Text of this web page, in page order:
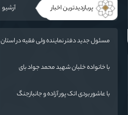
پربازدیدترین اخبار
آرشیو
مسئول جدید دفتر نماینده ولی فقیه در استان
با خانواده خلبان شهید محمد جواد بای
با عاشور بردی اتک پور آزاده و جانبازجنگ